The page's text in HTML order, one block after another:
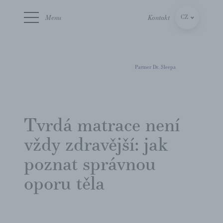
Menu Kontakt CZ
Partner Dr. Sleepa
Tvrdá matrace není
vždy zdravější: jak
poznat správnou
oporu těla